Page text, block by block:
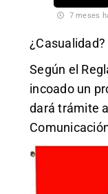
7 meses
Según el
incoado un
dará trámite